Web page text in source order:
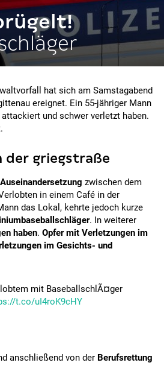
hat sich am Samstagabend
ereignet. Ein 55-jähriger Mann
und schwer verletzt haben.
der griegstraße
zwischen dem
in einem Café in der
das Lokal, kehrte jedoch kurze
. In weiterer
haben. Opfer mit Verletzungen im
im Gesichts- und
mit BaseballschlÃ¤ger
t.co/uI4roK9cHY
anschließend von der Berufsrettung